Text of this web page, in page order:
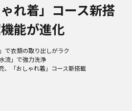
れ着」コース新搭
能が進化
で衣類の取り出しがラク
流」で強力洗浄
、「おしゃれ着」コース新搭載